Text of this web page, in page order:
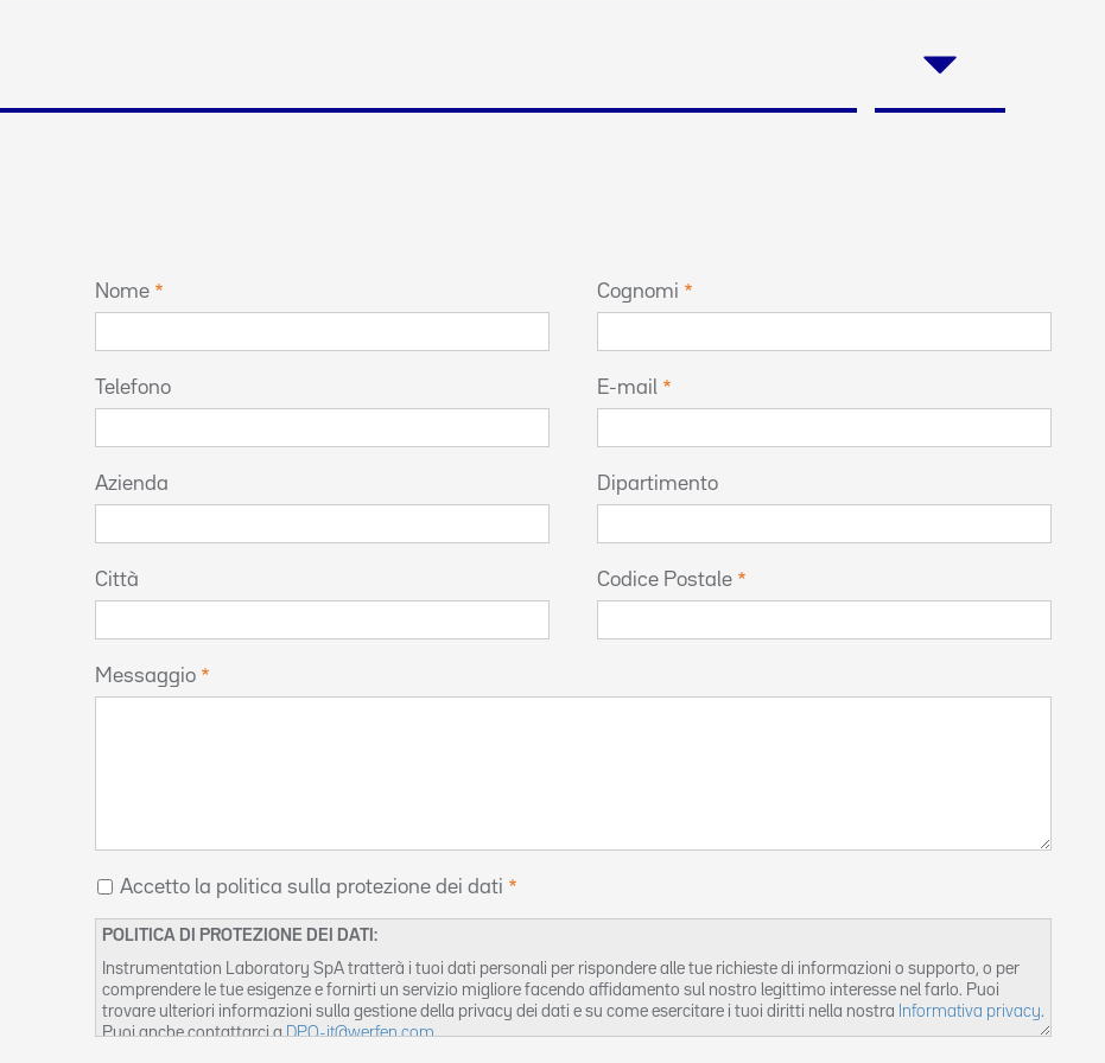
Nome Cognomi
Telefono E-mail
Azienda Dipartimento
Città Codice Postale
Messaggio
Accetto la politica sulla protezione dei dati
POLITICA DI PROTEZIONE DEI DATI:
Instrumentation Laboratory SpA tratterà i tuoi dati personali per rispondere alle tue richieste di informazioni o supporto, o per
comprendere le tue esigenze e fornirti un servizio migliore facendo affidamento sul nostro legittimo interesse nel farlo. Puoi
trovare ulteriori informazioni sulla gestione della privacy dei dati e su come esercitare i tuoi diritti nella nostra
Informativa privacy.
Puoi anche contattarci aDPO-it@werfen.com.